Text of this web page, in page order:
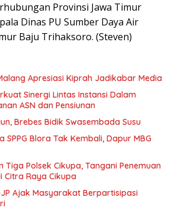
Provinsi Jawa Timur
Dinas PU Sumber Daya Air
Baju Trihaksoro. (Steven)
Apresiasi Kiprah Jadikabar Media
Sinergi Lintas Instansi Dalam
ASN dan Pensiunan
Brebes Bidik Swasembada Susu
SPPG Blora Tak Kembali, Dapur MBG
Tiga Polsek Cikupa, Tangani Penemuan
Citra Raya Cikupa
Ajak Masyarakat Berpartisipasi